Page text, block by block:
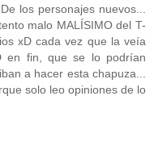
los personajes nuevos...
malo MALÍSIMO del T-
xD cada vez que la veía
en fin, que se lo podrían
a hacer esta chapuza...
solo leo opiniones de lo